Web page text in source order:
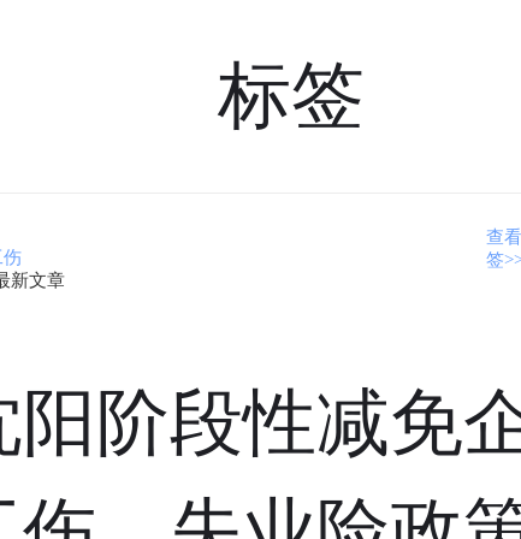
标签
伤
新文章
查
签
阳阶段性减免